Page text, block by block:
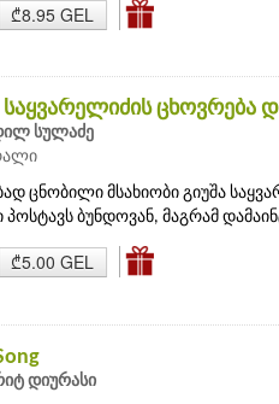
₾8.95 GEL
საყვარელიძის ცხოვრება
სულაძე
ცნობილი მსახიობი გიუშა
პოსტავს ბუნდოვან, მაგრამ
₾5.00 GEL
დიურასი